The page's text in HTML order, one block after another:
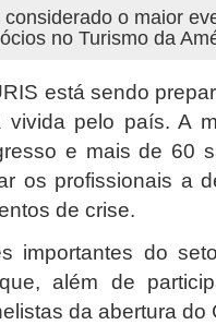
o maior
no Turismo da
está sendo
vivida pelo país. A
e mais de 60
os profissionais a
de crise.
importantes do
além de
da abertura do